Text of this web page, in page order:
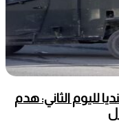
لليوم الثاني: هدم